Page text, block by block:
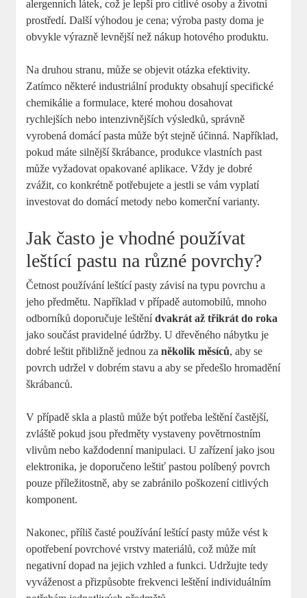
alergenních látek, což je lepší pro citlivé osoby a životní
prostředí. Další výhodou je cena; výroba pasty doma je
obvykle výrazně levnější než nákup hotového produktu.
Na druhou stranu, může se objevit otázka efektivity.
Zatímco některé industriální produkty obsahují specifické
chemikálie a formulace, které mohou dosahovat
rychlejších nebo intenzivnějších výsledků, správně
vyrobená domácí pasta může být stejně účinná. Například,
pokud máte silnější škrábance, produkce vlastních past
může vyžadovat opakované aplikace. Vždy je dobré
zvážit, co konkrétně potřebujete a jestli se vám vyplatí
investovat do domácí metody nebo komerční varianty.
Jak často je vhodné používat
leštící pastu na různé povrchy?
Četnost používání leštící pasty závisí na typu povrchu a
jeho předmětu. Například v případě automobilů, mnoho
odborníků doporučuje leštěnídvakrát až třikrát do roka
jako součást pravidelné údržby. U dřevěného nábytku je
dobré leštit přibližně jednou zaněkolik měsíců, aby se
povrch udržel v dobrém stavu a aby se předešlo hromadění
škrábanců.
V případě skla a plastů může být potřeba leštění častější,
zvláště pokud jsou předměty vystaveny povětrnostním
vlivům nebo každodenní manipulaci. U zařízení jako jsou
elektronika, je doporučeno leštiť pastou políbený povrch
pouze příležitostně, aby se zabránilo poškození citlivých
komponent.
Nakonec, příliš časté používání leštící pasty může vést k
opotřebení povrchové vrstvy materiálů, což může mít
negativní dopad na jejich vzhled a funkci. Udržujte tedy
vyváženost a přizpůsobte frekvenci leštění individuálním